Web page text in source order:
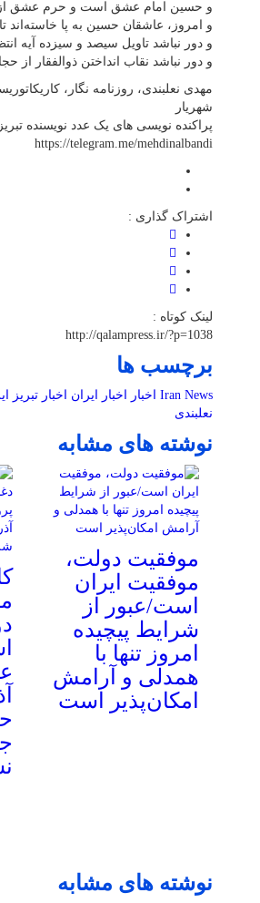
و حسین امام عشق است و حرم عشق از
و امروز، عاشقان حسین به پا خاسته‌اند
و دور نباشد تاویل سیصد و سیزده آیه
و دور نباشد نقاب انداختن ذوالفقار از
مهدی نعلبندی، روزنامه نگار،
شهریار
پراکنده نویسی های یک عدد نویسنده
https://telegram.me/mehdinalbandi
اشتراک گذاری :
لینک کوتاه :
http://qalampress.ir/?p=1038
برچسب ها
Iran News اخبار اخبار ایران اخبار تبریز
نعلبندی
نوشته های مشابه
موفقیت دولت،
موفقیت ایران
است/عبور از
شرایط پیچیده
امروز تنها با
همدلی و آرامش
امکان‌پذیر است
نوشته های مشابه